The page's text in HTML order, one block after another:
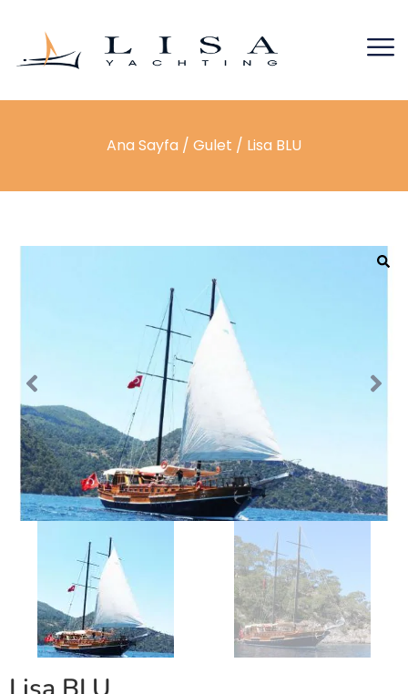
Ana Sayfa / Gulet / Lisa BLU